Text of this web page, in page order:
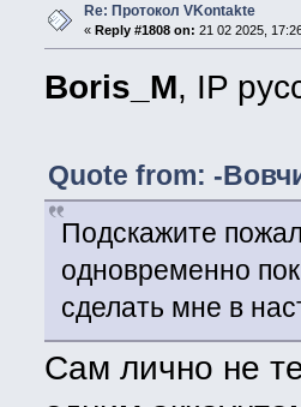
Re: Протокол VKontakte
« Reply #1808 on: 21 02 2025,
Boris_M, IP
Quote from: -
Подскажите
одновременно
сделать мне в
Сам лично не